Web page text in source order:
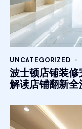
UNCATEGORIZED
波士顿店铺装
解读店铺翻新全